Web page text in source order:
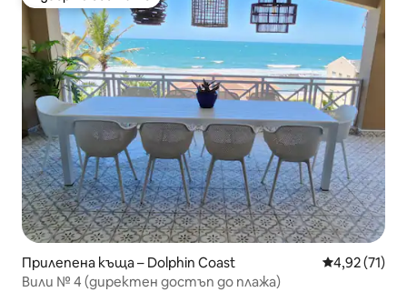
Прилепена къща – Dolphin Coast Средна
4,92 (71)
Вили № 4 (директен достъп до плажа)